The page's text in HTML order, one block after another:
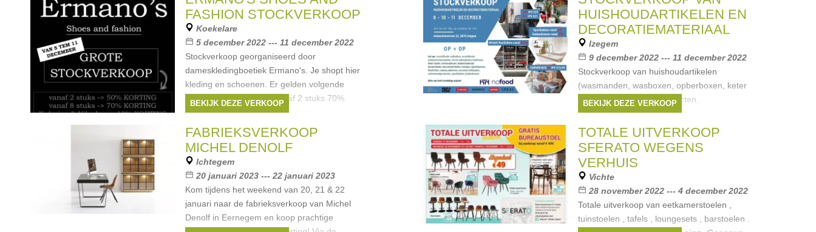
FASHION STOCKVERKOOP
Koekelare
5 december 2022 --- 11 december 2022
Stockverkoop georganiseerd door
dameskledingboetiek Ermano's. Je shopt hier
kleding en schoenen. Er gelden volgende
kortingen: 50% korting vanaf 2 stuks 70%
korting vanaf 8 stuks 10% korting op
BEKIJK DEZE VERKOOP
HUISHOUDARTIKELEN EN
DECORATIEMATERIAAL
Izegem
9 december 2022 --- 11 december 2022
Stockverkoop van huishoudartikelen
(wasmanden, wasboxen, opberboxen, keter
kasten, schoonmaakproducten,
schoonmaakmiddelen,...) en decoratie voor de
gedekte tafel (kaarsen, servetten) Dit van
merken
BEKIJK DEZE VERKOOP
FABRIEKSVERKOOP
MICHEL DENOLF
Ichtegem
20 januari 2023 --- 22 januari 2023
Kom tijdens het weekend van 20, 21 & 22
januari naar de fabrieksverkoop van Michel
Denolf in Eernegem en koop prachtige
TOTALE UITVERKOOP
SFERATO WEGENS
VERHUIS
Vichte
28 november 2022 --- 4 december 2022
Totale uitverkoop van eetkamerstoelen ,
tuinstoelen , tafels , loungesets , barstoelen .